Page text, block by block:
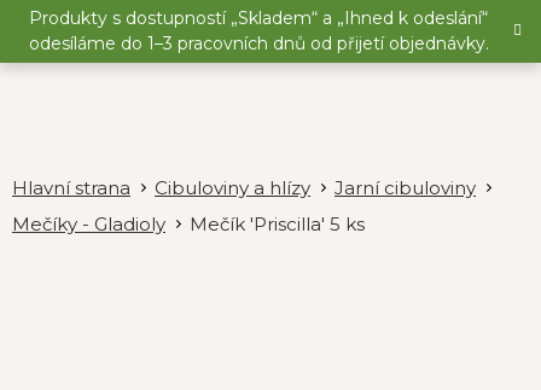
Přejít
obsah
Produkty s dostupností „Skladem“ a „Ihned k odeslání“
odesíláme do 1–3 pracovních dnů od přijetí objednávky.
Cibuloviny a hlízy
Jarní cibuloviny
Mečíky - Gladioly
Mečík 'Priscilla' 5 ks